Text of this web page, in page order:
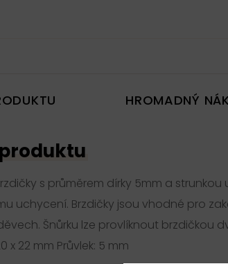
HROMADNÝ
s průměrem dírky 5mm a strunkou
uchycení. Brzdičky jsou vhodné pro
Šnůrku lze provlíknout brzdičkou
x 22 mm Průvlek: 5 mm